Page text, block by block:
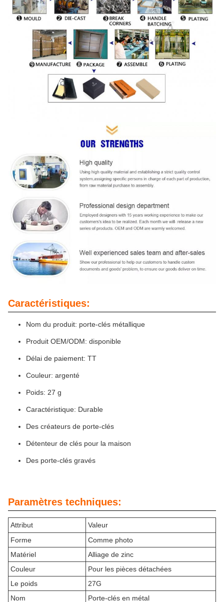
Caractéristiques:
Nom du produit: porte-clés métallique
Produit OEM/ODM: disponible
Délai de paiement: TT
Couleur: argenté
Poids: 27 g
Caractéristique: Durable
Des créateurs de porte-clés
Détenteur de clés pour la maison
Des porte-clés gravés
Paramètres techniques:
Attribut
Valeur
Forme
Comme photo
Matériel
Alliage de zinc
Couleur
Pour les pièces détachées
Le poids
27G
Nom
Porte-clés en métal